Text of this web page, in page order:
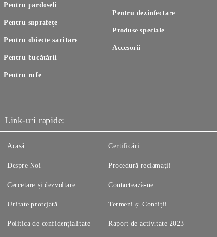
Pentru pardoseli
Pentru suprafețe
Pentru obiecte sanitare
Pentru bucătării
Pentru rufe
Pentru dezinfectare
Produse speciale
Accesorii
Link-uri rapide:
Acasă
Despre Noi
Cercetare și dezvoltare
Unitate protejată
Certificări
Procedură reclamaţii
Contactează-ne
Termeni și Condiții
Politica de confidențialitate Raport de activitate 2023